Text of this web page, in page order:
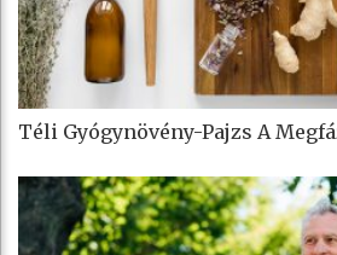
Téli Gyógynövény-Pajzs A